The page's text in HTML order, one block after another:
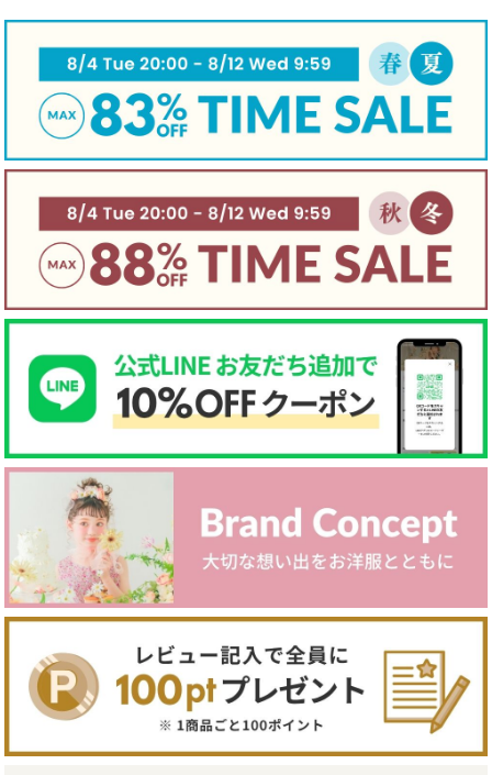
伸縮性 ☐ あり ☑ややあり
☐ なし
手触り
☐柔らかい ☑ 普通
☐ かため
生地厚さ
☐ 厚手 ☑ 普通
☐ 薄手
裏地
☐ あり ☑ なし ☐ 起毛